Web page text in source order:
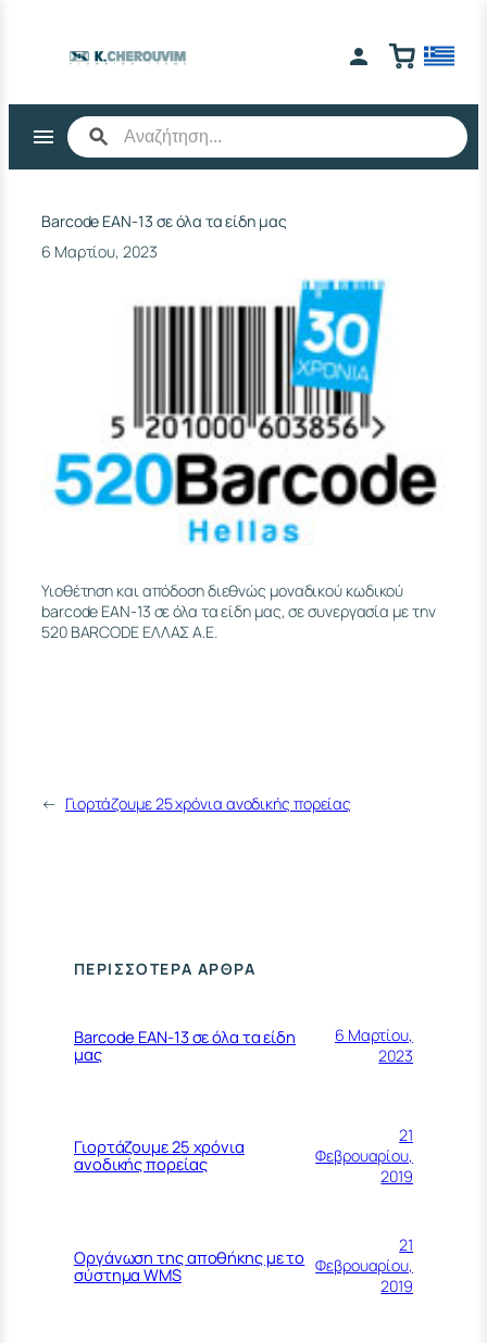
περιεχόμενο
Barcode EAN-13 σε όλα τα είδη μας
6 Μαρτίου, 2023
Υιοθέτηση και απόδοση διεθνώς μοναδικού κωδικού
barcode EAN-13 σε όλα τα είδη μας, σε συνεργασία με την
520 BARCODE ΕΛΛΑΣ Α.Ε.
← Γιορτάζουμε 25 χρόνια ανοδικής πορείας
ΠΕΡΙΣΣΌΤΕΡΑ ΆΡΘΡΑ
Barcode EAN-13 σε όλα τα είδη
μας
6 Μαρτίου,
2023
Γιορτάζουμε 25 χρόνια
ανοδικής πορείας
21
Φεβρουαρίου,
2019
Οργάνωση της αποθήκης με το
σύστημα WMS
21
Φεβρουαρίου,
2019